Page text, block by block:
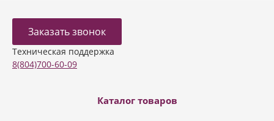
Заказать звонок
Техническая поддержка
8(804)700-60-09
Каталог товаров